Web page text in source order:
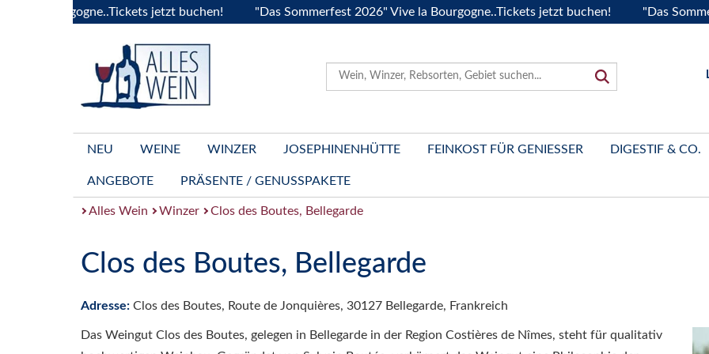
la Bourgogne..Tickets jetzt buchen! "Das Sommerfest 2026" Vive la Bourgogne..Tickets jetzt buchen! "Das
NEU WEINE WINZER JOSEPHINENHÜTTE FEINKOST FÜR GENIESSER DIGESTIF & CO.
ANGEBOTE PRÄSENTE / GENUSSPAKETE
Alles Wein Winzer Clos des Boutes, Bellegarde
Clos des Boutes, Bellegarde
Adresse: Clos des Boutes, Route de Jonquières, 30127 Bellegarde, Frankreich
Das Weingut Clos des Boutes, gelegen in Bellegarde in der Region Costières de Nîmes, steht für qualitativ